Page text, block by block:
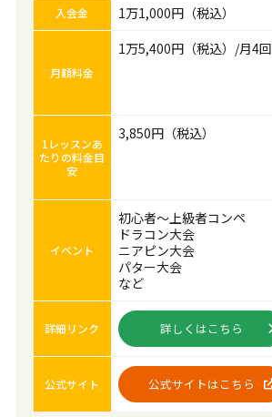
入会金 1万1,000円（税込）
月額料金
1万5,400円（税込）/月4回
1レッスンあ
たりの料金目
安
3,850円（税込）
イベント
初心者～上級者コンペ
ドラコン大会
ニアピン大会
パター大会
など
詳細リンク 詳しくはこちら
公式サイト 公式サイトはこちら